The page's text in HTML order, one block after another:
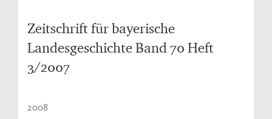
Zeitschrift für bayerische
Landesgeschichte Band 70 Heft
3/2007
2008